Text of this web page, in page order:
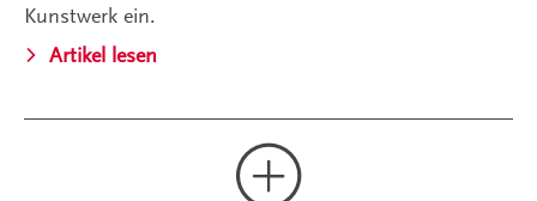
Kunstwerk ein.
Artikel lesen